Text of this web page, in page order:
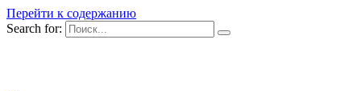
Перейти к содержанию
Search for: